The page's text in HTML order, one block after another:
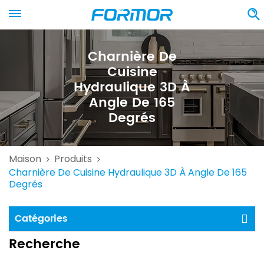
Charnière De
Cuisine
Hydraulique 3D À
Angle De 165
Degrés
Maison > Produits >
Charnière De Cuisine Hydraulique 3D À Angle De 165
Degrés
Catégories
Recherche